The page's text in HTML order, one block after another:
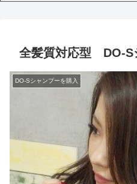
全髪質対応型 DO-S
DO-Sシャンプーを購入